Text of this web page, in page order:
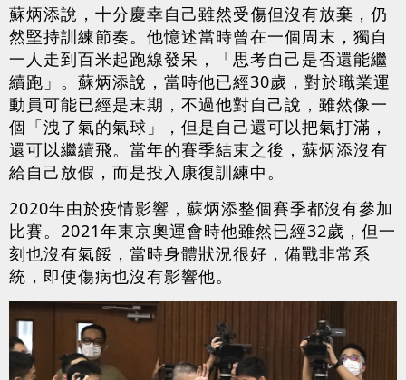
蘇炳添說，十分慶幸自己雖然受傷但沒有放棄，仍
然堅持訓練節奏。他憶述當時曾在一個周末，獨自
一人走到百米起跑線發呆，「思考自己是否還能繼
續跑」。蘇炳添說，當時他已經30歲，對於職業運
動員可能已經是末期，不過他對自己說，雖然像一
個「洩了氣的氣球」，但是自己還可以把氣打滿，
還可以繼續飛。當年的賽季結束之後，蘇炳添沒有
給自己放假，而是投入康復訓練中。
2020年由於疫情影響，蘇炳添整個賽季都沒有參加
比賽。2021年東京奧運會時他雖然已經32歲，但一
刻也沒有氣餒，當時身體狀況很好，備戰非常系
統，即使傷病也沒有影響他。